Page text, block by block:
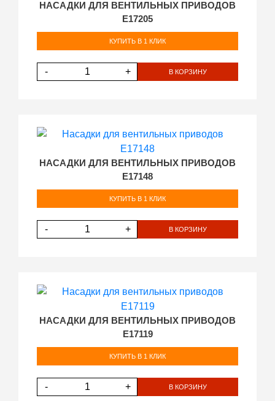
НАСАДКИ ДЛЯ ВЕНТИЛЬНЫХ ПРИВОДОВ
E17205
КУПИТЬ В 1 КЛИК
- + В КОРЗИНУ
НАСАДКИ ДЛЯ ВЕНТИЛЬНЫХ ПРИВОДОВ
E17148
КУПИТЬ В 1 КЛИК
- + В КОРЗИНУ
НАСАДКИ ДЛЯ ВЕНТИЛЬНЫХ ПРИВОДОВ
E17119
КУПИТЬ В 1 КЛИК
- + В КОРЗИНУ